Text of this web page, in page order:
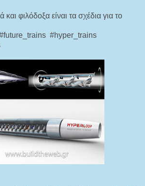
φιλόδοξα είναι τα σχέδια για το
#hyper_trains